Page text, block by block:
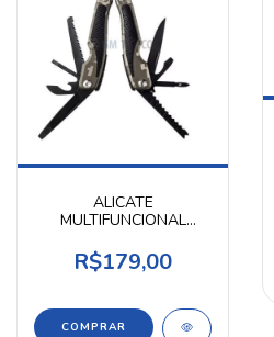
ALICATE
MULTIFUNCIONAL
INVICTUS
R$179,00